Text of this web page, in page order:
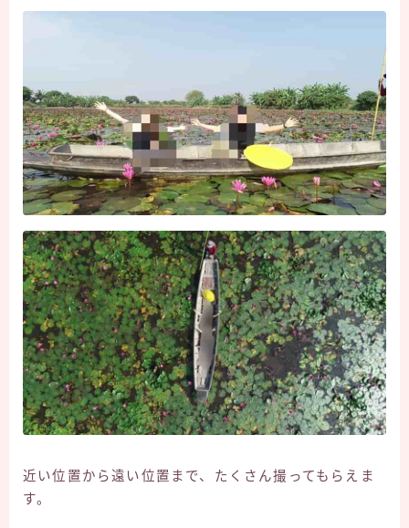
近い位置から遠い位置まで、たくさん撮ってもらえま
す。